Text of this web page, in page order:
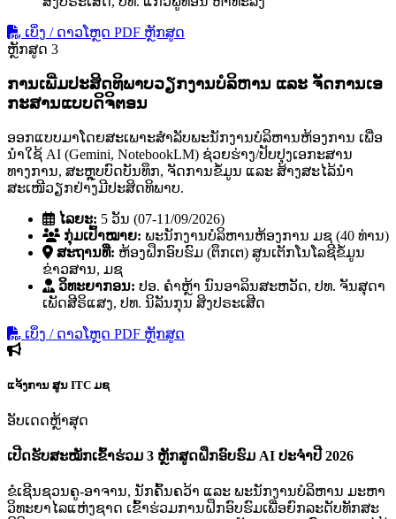
ເບິ່ງ / ດາວໂຫຼດ PDF ຫຼັກສູດ
ຫຼັກສູດ 3
ການເພີ່ມປະສິດທິພາບວຽກງານບໍລິຫານ ແລະ ຈັດການເອ
ກະສານແບບດິຈິຕອນ
ອອກແບບມາໂດຍສະເພາະສຳລັບພະນັກງານບໍລິຫານຫ້ອງການ ເພື່ອ
ນຳໃຊ້ AI (Gemini, NotebookLM) ຊ່ວຍຮ່າງ/ປັບປຸງເອກະສານ
ທາງການ, ສະຫຼຸບບົດບັນທຶກ, ຈັດການຂໍ້ມູນ ແລະ ສ້າງສະໄລ້ນຳ
ສະເໜີວຽກຢ່າງມີປະສິດທິພາບ.
ໄລຍະ: 5 ວັນ (07-11/09/2026)
ກຸ່ມເປົ້າໝາຍ: ພະນັກງານບໍລິຫານຫ້ອງການ ມຊ (40 ທ່ານ)
ສະຖານທີ່: ຫ້ອງຝຶກອົບຮົມ (ຕຶກເຕ) ສູນເຕັກໂນໂລຊີຂໍ້ມູນ
ຂ່າວສານ, ມຊ
ວິທະຍາກອນ: ປອ. ຄໍາຫຼ້າ ນົນອາລິນສະຫວັດ, ປທ. ຈັນສຸດາ
ເພັດສີຣິແສງ, ປທ. ນິລັນກຸນ ສິງປຣະເສີດ
ເບິ່ງ / ດາວໂຫຼດ PDF ຫຼັກສູດ
ແຈ້ງການ ສູນ ITC ມຊ
ອັບເດດຫຼ້າສຸດ
ເປີດຮັບສະໝັກເຂົ້າຮ່ວມ 3 ຫຼັກສູດຝຶກອົບຮົມ AI ປະຈຳປີ 2026
ຂໍເຊີນຊວນຄູ-ອາຈານ, ນັກຄົ້ນຄວ້າ ແລະ ພະນັກງານບໍລິຫານ ມະຫາ
ວິທະຍາໄລແຫ່ງຊາດ ເຂົ້າຮ່ວມການຝຶກອົບຮົມເພື່ອຍົກລະດັບທັກສະ